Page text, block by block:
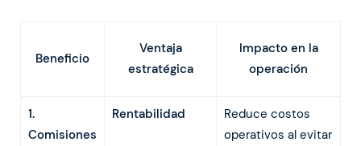
Beneficio
Ventaja
estratégica
Impacto en la
operación
1.
Comisiones
Rentabilidad
Reduce costos
operativos al evitar